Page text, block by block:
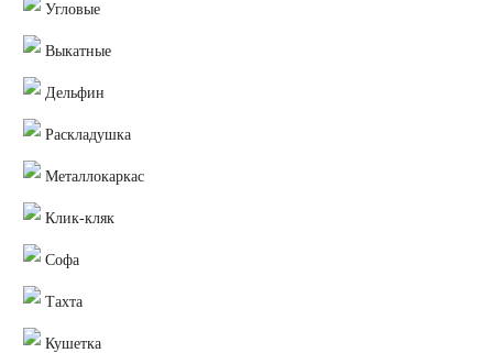
Угловые
Выкатные
Дельфин
Раскладушка
Металлокаркас
Клик-кляк
Софа
Тахта
Кушетка